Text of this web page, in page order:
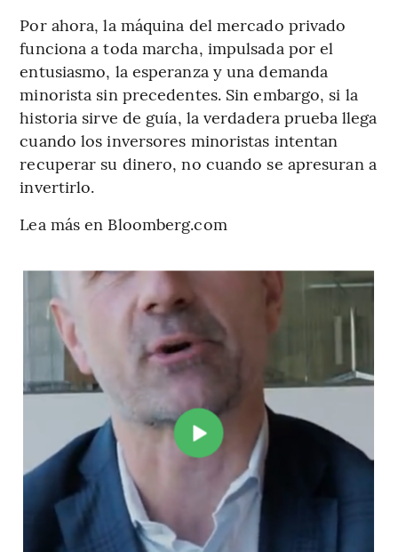
Por ahora, la máquina del mercado privado
funciona a toda marcha, impulsada por el
entusiasmo, la esperanza y una demanda
minorista sin precedentes. Sin embargo, si la
historia sirve de guía, la verdadera prueba llega
cuando los inversores minoristas intentan
recuperar su dinero, no cuando se apresuran a
invertirlo.
Lea más en Bloomberg.com